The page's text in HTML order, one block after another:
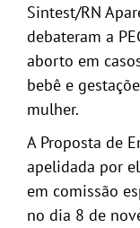
DOCUMENTOS
GALERIA
Sintest/RN
debateram a
aborto em
bebê e
mulher.
A Proposta de
apelidada por
em comissão
no dia 8 de